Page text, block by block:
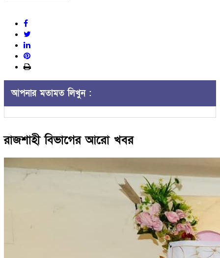
আপনার মতামত লিখুন :
রাজশাহী বিভাগের আরো খবর